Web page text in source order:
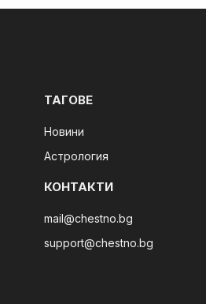
ТАГОВЕ
Новини
Астрология
КОНТАКТИ
mail@chestno.bg
support@chestno.bg